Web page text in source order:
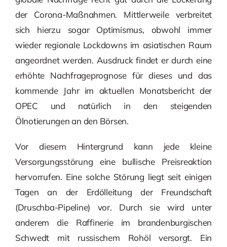
der Corona-Maßnahmen. Mittlerweile verbreitet
sich hierzu sogar Optimismus, obwohl immer
wieder regionale Lockdowns im asiatischen Raum
angeordnet werden. Ausdruck findet er durch eine
erhöhte Nachfrageprognose für dieses und das
kommende Jahr im aktuellen Monatsbericht der
OPEC und natürlich in den steigenden
Ölnotierungen an den Börsen.
Vor diesem Hintergrund kann jede kleine
Versorgungsstörung eine bullische Preisreaktion
hervorrufen. Eine solche Störung liegt seit einigen
Tagen an der Erdölleitung der Freundschaft
(Druschba-Pipeline) vor. Durch sie wird unter
anderem die Raffinerie im brandenburgischen
Schwedt mit russischem Rohöl versorgt. Ein